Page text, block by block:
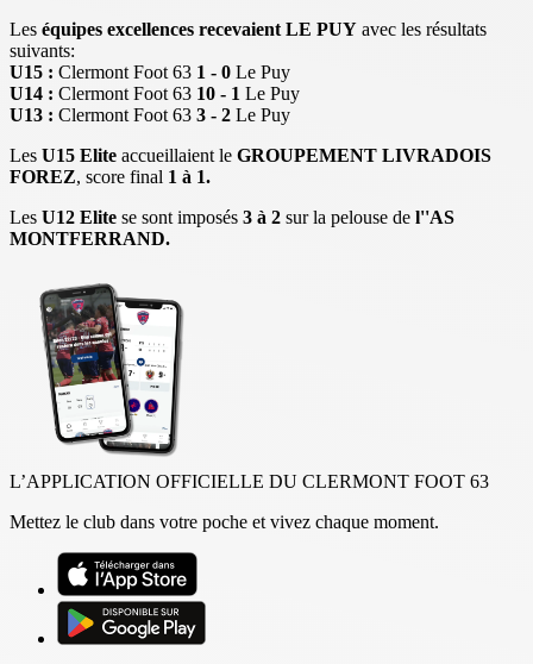
Les équipes excellences recevaient LE PUY avec les résultats
suivants:
U15 : Clermont Foot 63 1 - 0 Le Puy
U14 : Clermont Foot 63 10 - 1 Le Puy
U13 : Clermont Foot 63 3 - 2 Le Puy
Les U15 Elite accueillaient le GROUPEMENT LIVRADOIS
FOREZ, score final 1 à 1.
Les U12 Elite se sont imposés 3 à 2 sur la pelouse de l''AS
MONTFERRAND.
L’APPLICATION OFFICIELLE DU CLERMONT FOOT 63
Mettez le club dans votre poche et vivez chaque moment.